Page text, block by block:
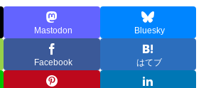
Mastodon Bluesky
Facebook はてブ